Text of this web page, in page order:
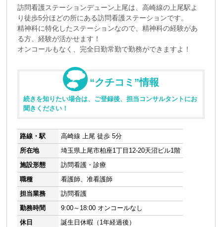
訪問看護ステーションデューン上尾は、高崎線の上尾駅よ
り徒歩5分ほどの所にある訪問看護ステーションです。
精神科に特化したステーションなので、精神科の経験があ
る方、経験が活かせます！
オンコールもなく、完全日勤常勤で勤務ができますよ！
“クチコミ”情報
続きを知りたい場合は、ご登録後、担当コンサルタントにお
聞きください！
路線・駅
高崎線 上尾 徒歩 5分
所在地
埼玉県上尾市柏座1丁目12-20天沼ビル1階
施設形態
訪問看護・診療
職種
看護師、准看護師
担当業務
訪問看護
勤務時間
9:00～18:00 オンコールなし
休日
誕生日休暇（1年経過後）